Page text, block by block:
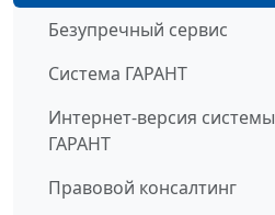
Безупречный сервис
Система ГАРАНТ
Интернет-версия системы
ГАРАНТ
Правовой консалтинг